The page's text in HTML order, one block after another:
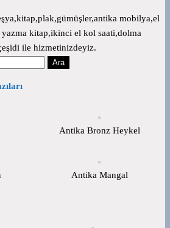
mobilya,el
yazma kitap,ikinci el kol saati,dolma
ile hizmetinizdeyiz.
Antika Bronz Heykel
Antika Mangal